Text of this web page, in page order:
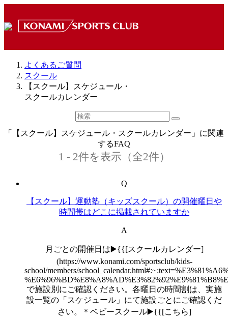
よくあるご質問
スクール
【スクール】スケジュール・
スクールカレンダー
「【スクール】スケジュール・スクールカレンダー」に関連
するFAQ
1 - 2件を表示（全2件）
Q
【スクール】運動塾（キッズスクール）の開催曜日や
時間帯はどこに掲載されていますか
A
月ごとの開催日は▶️{{[スクールカレンダー]
(https://www.konami.com/sportsclub/kids-
school/members/
で施設別にご確認ください。各曜日の時間割は、実施
設一覧の「スケジュール」にて施設ごとにご確認くだ
さい。＊ベビースクール▶️{{[こちら]